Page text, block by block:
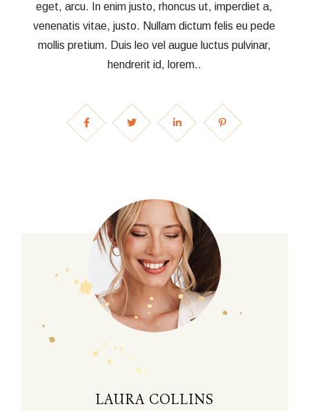
eget, arcu. In enim justo, rhoncus ut, imperdiet a,
venenatis vitae, justo. Nullam dictum felis eu pede
mollis pretium. Duis leo vel augue luctus pulvinar,
hendrerit id, lorem..
LAURA COLLINS